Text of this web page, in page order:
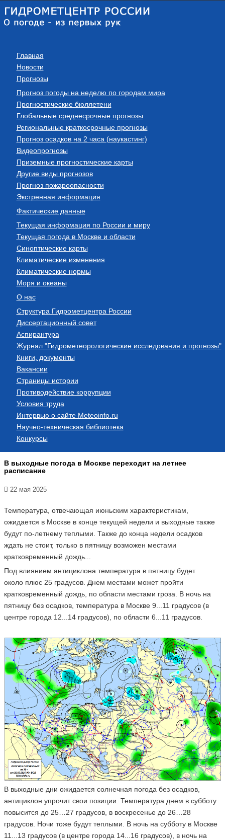
Главная
Новости
Прогнозы
Прогноз погоды на неделю по городам мира
Прогностические бюллетени
Глобальные среднесрочные прогнозы
Региональные краткосрочные прогнозы
Прогноз осадков на 2 часа (наукастинг)
Видеопрогнозы
Приземные прогностические карты
Другие виды прогнозов
Прогноз пожароопасности
Экстренная информация
Фактические данные
Текущая информация по России и миру
Текущая погода в Москве и области
Синоптические карты
Климатические изменения
Климатические нормы
Моря и океаны
О нас
Структура Гидрометцентра России
Диссертационный совет
Аспирантура
Журнал "Гидрометеорологические исследования и прогнозы"
Книги, документы
Вакансии
Страницы истории
Противодействие коррупции
Условия труда
Интервью о сайте Meteoinfo.ru
Научно-техническая библиотека
Конкурсы
В выходные погода в Москве переходит на летнее
расписание
22 мая 2025
Температура, отвечающая июньским характеристикам,
ожидается в Москве в конце текущей недели и выходные также
будут по-летнему теплыми. Также до конца недели осадков
ждать не стоит, только в пятницу возможен местами
кратковременный дождь...
Под влиянием антициклона температура в пятницу будет
около плюс 25 градусов. Днем местами может пройти
кратковременный дождь, по области местами гроза. В ночь на
пятницу без осадков, температура в Москве 9...11 градусов (в
центре города 12...14 градусов), по области 6...11 градусов.
В выходные дни ожидается солнечная погода без осадков,
антициклон упрочит свои позиции. Температура днем в субботу
повысится до 25…27 градусов, в воскресенье до 26…28
градусов. Ночи тоже будут теплыми. В ночь на субботу в Москве
11...13 градусов (в центре города 14...16 градусов), в ночь на